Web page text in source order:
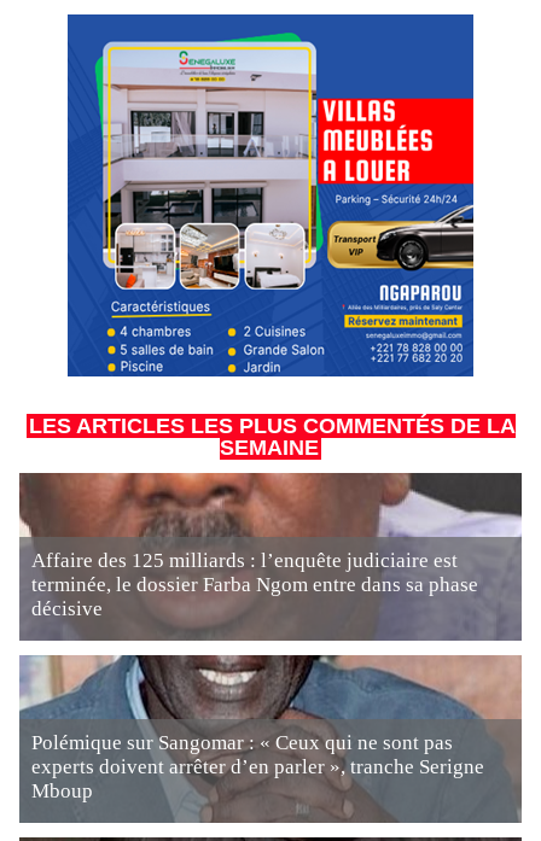
LES ARTICLES LES PLUS COMMENTÉS DE LA
SEMAINE
Affaire des 125 milliards : l’enquête judiciaire est
terminée, le dossier Farba Ngom entre dans sa phase
décisive
Polémique sur Sangomar : « Ceux qui ne sont pas
experts doivent arrêter d’en parler », tranche Serigne
Mboup